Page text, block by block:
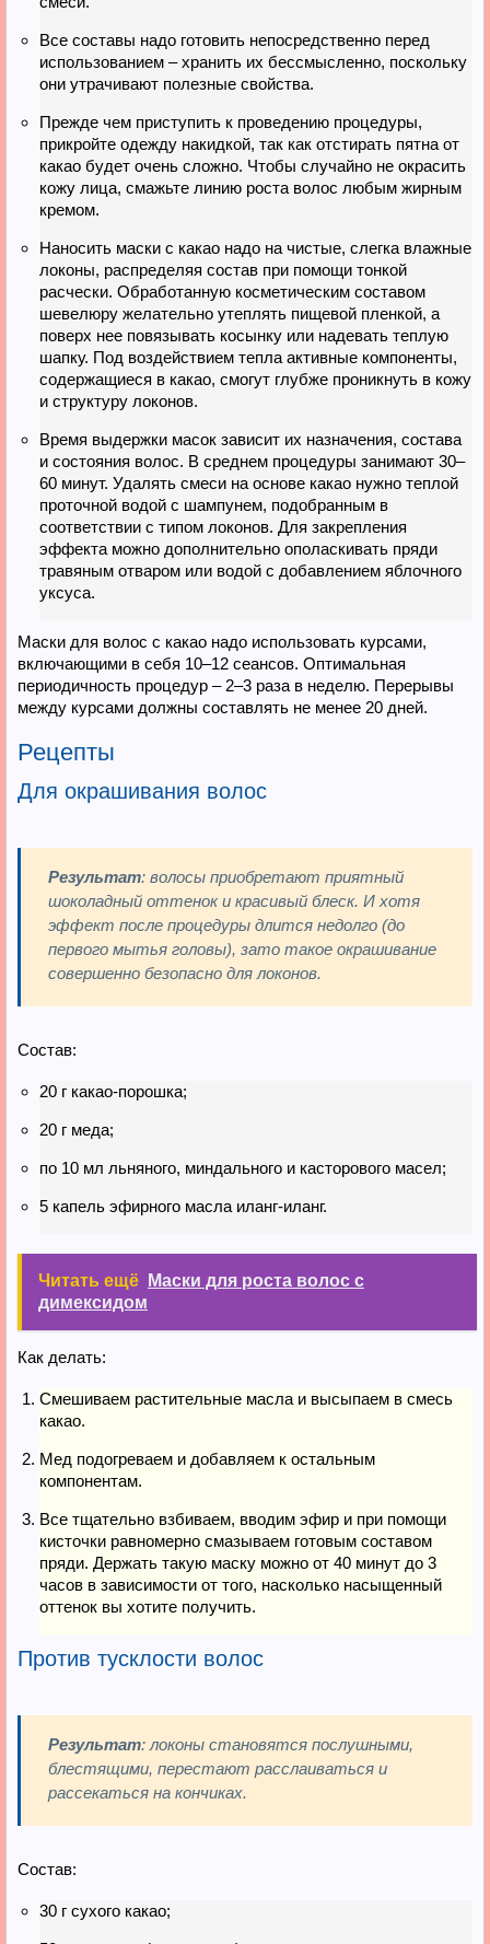
Все составы надо готовить непосредственно перед
использованием – хранить их бессмысленно, поскольку
они утрачивают полезные свойства.
Прежде чем приступить к проведению процедуры,
прикройте одежду накидкой, так как отстирать пятна от
какао будет очень сложно. Чтобы случайно не окрасить
кожу лица, смажьте линию роста волос любым жирным
кремом.
Наносить маски с какао надо на чистые, слегка влажные
локоны, распределяя состав при помощи тонкой
расчески. Обработанную косметическим составом
шевелюру желательно утеплять пищевой пленкой, а
поверх нее повязывать косынку или надевать теплую
шапку. Под воздействием тепла активные компоненты,
содержащиеся в какао, смогут глубже проникнуть в кожу
и структуру локонов.
Время выдержки масок зависит их назначения, состава
и состояния волос. В среднем процедуры занимают 30–
60 минут. Удалять смеси на основе какао нужно теплой
проточной водой с шампунем, подобранным в
соответствии с типом локонов. Для закрепления
эффекта можно дополнительно ополаскивать пряди
травяным отваром или водой с добавлением яблочного
уксуса.
Маски для волос с какао надо использовать курсами,
включающими в себя 10–12 сеансов. Оптимальная
периодичность процедур – 2–3 раза в неделю. Перерывы
между курсами должны составлять не менее 20 дней.
Рецепты
Для окрашивания волос
Результат: волосы приобретают приятный
шоколадный оттенок и красивый блеск. И хотя
эффект после процедуры длится недолго (до
первого мытья головы), зато такое окрашивание
совершенно безопасно для локонов.
Состав:
20 г какао-порошка;
20 г меда;
по 10 мл льняного, миндального и касторового масел;
5 капель эфирного масла иланг-иланг.
Читать ещё
Маски для роста волос с
димексидом
Как делать:
Смешиваем растительные масла и высыпаем в смесь
какао.
Мед подогреваем и добавляем к остальным
компонентам.
Все тщательно взбиваем, вводим эфир и при помощи
кисточки равномерно смазываем готовым составом
пряди. Держать такую маску можно от 40 минут до 3
часов в зависимости от того, насколько насыщенный
оттенок вы хотите получить.
Против тусклости волос
Результат: локоны становятся послушными,
блестящими, перестают расслаиваться и
рассекаться на кончиках.
Состав:
30 г сухого какао;